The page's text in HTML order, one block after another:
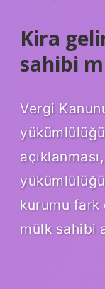
Kira
sahibi
Vergi
kurumu fark
mülk sahibi